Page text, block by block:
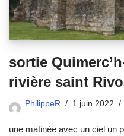
sortie
rivière saint
PhilippeR 1 juin 2022
une matinée avec un ciel un